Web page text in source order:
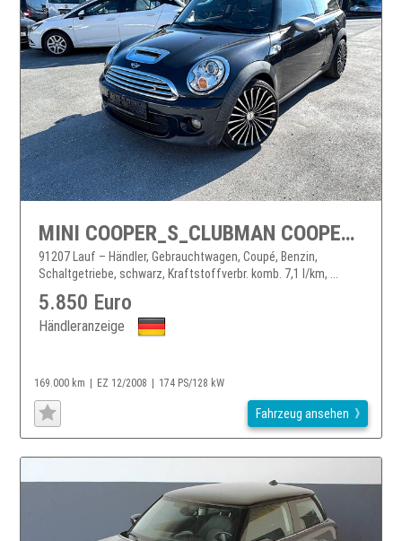
MINI COOPER_S_CLUBMAN COOPER_S Clubman Cooper S/PANORAMA/LEDER/XENON/
91207 Lauf – Händler, Gebrauchtwagen, Coupé, Benzin,
Schaltgetriebe, schwarz, Kraftstoffverbr. komb. 7,1 l/km, ...
5.850 Euro
Händleranzeige
169.000 km EZ 12/2008 174 PS/128 kW
Fahrzeug ansehen